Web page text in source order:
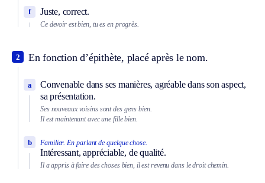
Juste, correct.
f
Ce devoir est bien, tu es en progrès.
En fonction d’épithète, placé après le nom.
2
Convenable dans ses manières, agréable dans son aspect,
sa présentation.
a
Ses nouveaux voisins sont des gens bien.
Il est maintenant avec une fille bien.
Familier. En parlant de quelque chose.
Intéressant, appréciable, de qualité.
b
Il a appris à faire des choses bien, il est revenu dans le droit chemin.